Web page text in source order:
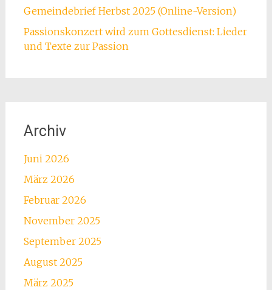
Gemeindebrief Herbst 2025 (Online-Version)
Passionskonzert wird zum Gottesdienst: Lieder
und Texte zur Passion
Archiv
Juni 2026
März 2026
Februar 2026
November 2025
September 2025
August 2025
März 2025